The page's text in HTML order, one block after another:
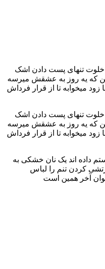
خلوت تنهای پست دادن اشک
که یه روز به عشقش میرسه
میخوابه تا از قرار فرداش
خلوت تنهای پست دادن اشک
که یه روز به عشقش میرسه
میخوابه تا از قرار فرداش
داده اند یک نان خشکی به
کردن تنم را لباس
آخر همین است